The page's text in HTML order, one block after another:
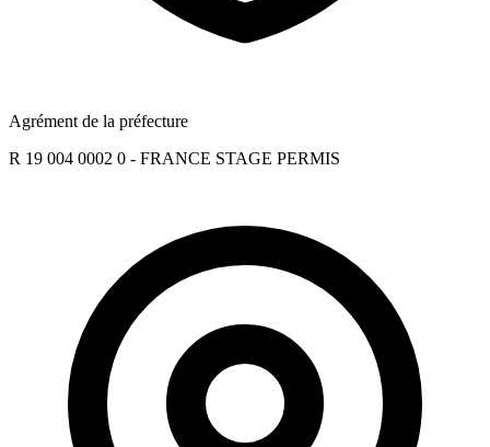
Agrément de la préfecture
R 19 004 0002 0 - FRANCE STAGE PERMIS